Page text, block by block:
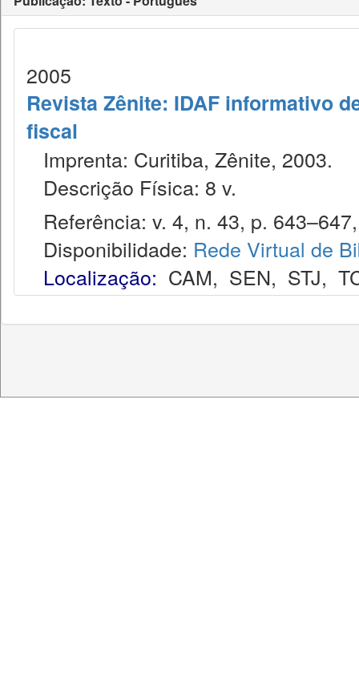
2005
Revista Zênite: IDAF informativo
fiscal
Imprenta: Curitiba, Zênite, 2003.
Descrição Física: 8 v.
Referência: v. 4, n. 43, p.
Disponibilidade: Rede Virtual de
Localização: CAM, SEN, STJ,